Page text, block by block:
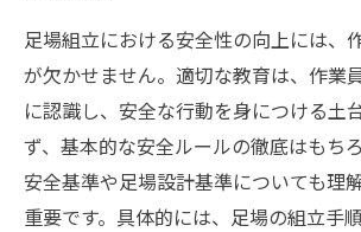
足場組立における安全性の向上には、
が欠かせません。適切な教育は、作業
に認識し、安全な行動を身につける土
ず、基本的な安全ルールの徹底はもち
安全基準や足場設計基準についても理
重要です。具体的には、足場の組立手